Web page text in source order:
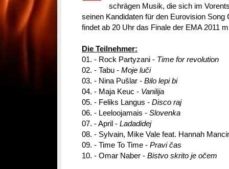
schrägen Musik, die sich im
seinen Kandidaten für den Eurovision Song
findet ab 20 Uhr das Finale der EMA 2011
Die Teilnehmer:
01. - Rock Partyzani - Time for revolution
02. - Tabu - Moje luči
03. - Nina Pušlar - Bilo lepi bi
04. - Maja Keuc - Vanilija
05. - Feliks Langus - Disco raj
06. - Leeloojamais - Slovenka
07. - April - Ladadidej
08. - Sylvain, Mike Vale feat. Hannah
09. - Time To Time - Pravi čas
10. - Omar Naber - Bistvo skrito je očem